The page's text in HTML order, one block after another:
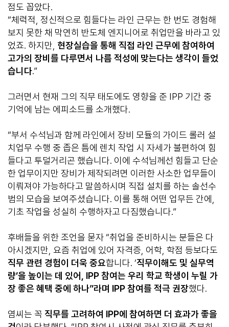
점도 꼽았다.
“체력적, 정신적으로 힘들다는 라인 근무는 한 번도 경험해
보지 못한 채 막연히 반도체 엔지니어로 취업만을 바라고 있
었죠. 하지만, 현장실습을 통해 직접 라인 근무에 참여하여
고가의 장비를 다루면서 나름 적성에 맞는다는 생각이 들었
습니다.”
그러면서 현재 그의 직무 태도에도 영향을 준 IPP 기간 중
기억에 남는 에피소드를 소개했다.
“부서 수석님과 함께 라인에서 장비 모듈의 가이드 롤러 설
치업무 수행 중 좁은 틈에 렌치 작업 시 자세가 불편하여 힘
들다고 투덜거리곤 했습니다. 이에 수석님께선 힘들고 단순
한 업무이지만 장비가 제작되려면 이러한 사소한 업무들이
이뤄져야 가능하다고 말씀하시며 직접 설치를 하는 솔선수
범의 모습을 보여주셨습니다. 이를 통해 어떤 업무든 간에,
기초 작업을 성실히 수행하자고 다짐했습니다.”
후배들을 위한 조언을 묻자 “취업을 준비하시는 분들은 다
아시겠지만, 요즘 취업에 있어 자격증, 어학, 학점 등보다도
직무 관련 경험이 더욱 중요합니다. ‘직무이해도 및 실무역
량’을 높이는 데 있어, IPP 참여는 우리 학교 학생이 누릴 가
장 좋은 혜택 중에 하나”라며 IPP 참여를 적극 권장했다.
염씨는 꼭 직무를 고려하여 IPP에 참여하면 더 효과가 좋을